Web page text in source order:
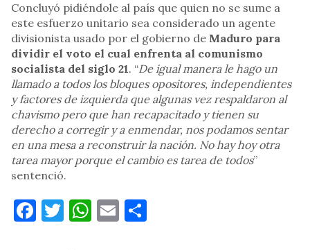
Concluyó pidiéndole al país que quien no se sume a
este esfuerzo unitario sea considerado un agente
divisionista usado por el gobierno de Maduro para
dividir el voto el cual enfrenta al comunismo
socialista del siglo 21. “De igual manera le hago un
llamado a todos los bloques opositores, independientes
y factores de izquierda que algunas vez respaldaron al
chavismo pero que han recapacitado y tienen su
derecho a corregir y a enmendar, nos podamos sentar
en una mesa a reconstruir la nación. No hay hoy otra
tarea mayor porque el cambio es tarea de todos”
sentenció.
Facebook
Twitter
WhatsApp
Email